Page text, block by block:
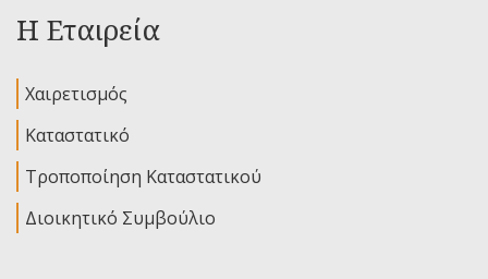
Η Εταιρεία
Χαιρετισμός
Καταστατικό
Τροποποίηση Καταστατικού
Διοικητικό Συμβούλιο